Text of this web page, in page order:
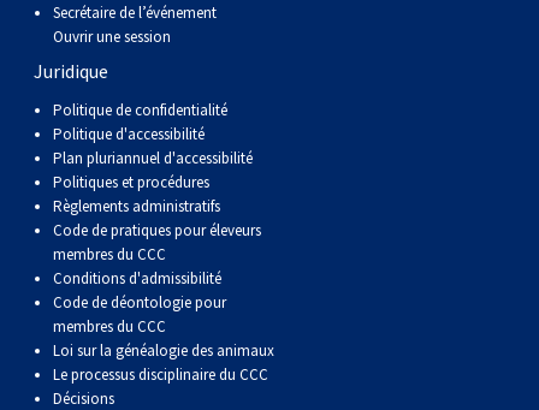
Secrétaire de l’événement
Ouvrir une session
Juridique
Politique de confidentialité
Politique d'accessibilité
Plan pluriannuel d'accessibilité
Politiques et procédures
Règlements administratifs
Code de pratiques pour éleveurs
membres du CCC
Conditions d'admissibilité
Code de déontologie pour
membres du CCC
Loi sur la généalogie des animaux
Le processus disciplinaire du CCC
Décisions